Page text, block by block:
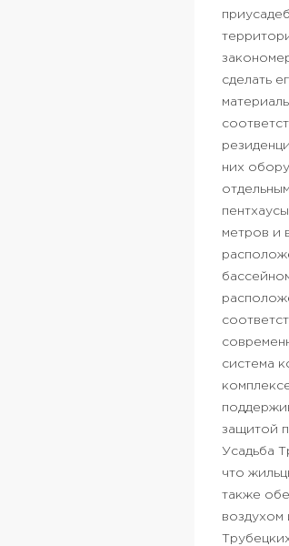
сделать
них
метров и
система
защитой
Усадьба
что
также
воздухом